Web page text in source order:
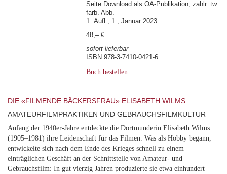
Seite Download als OA-Publikation, zahlr. tw.
farb. Abb.
1. Aufl., 1., Januar 2023
48,– €
sofort lieferbar
ISBN 978-3-7410-0421-6
Buch bestellen
DIE «FILMENDE BÄCKERSFRAU» ELISABETH WILMS
AMATEURFILMPRAKTIKEN UND GEBRAUCHSFILMKULTUR
Anfang der 1940er-Jahre entdeckte die Dortmunderin Elisabeth Wilms
(1905–1981) ihre Leidenschaft für das Filmen. Was als Hobby begann,
entwickelte sich nach dem Ende des Krieges schnell zu einem
einträglichen Geschäft an der Schnittstelle von Amateur- und
Gebrauchsfilm: In gut vierzig Jahren produzierte sie etwa einhundert